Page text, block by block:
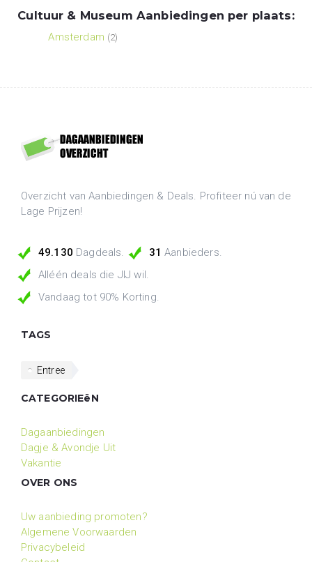
Cultuur & Museum Aanbiedingen per plaats:
Amsterdam (2)
Overzicht van Aanbiedingen & Deals. Profiteer nú van de
Lage Prijzen!
49.130 Dagdeals. 31 Aanbieders.
Alléén deals die JIJ wil.
Vandaag tot 90% Korting.
TAGS
Entree
CATEGORIEëN
Dagaanbiedingen
Dagje & Avondje Uit
Vakantie
OVER ONS
Uw aanbieding promoten?
Algemene Voorwaarden
Privacybeleid